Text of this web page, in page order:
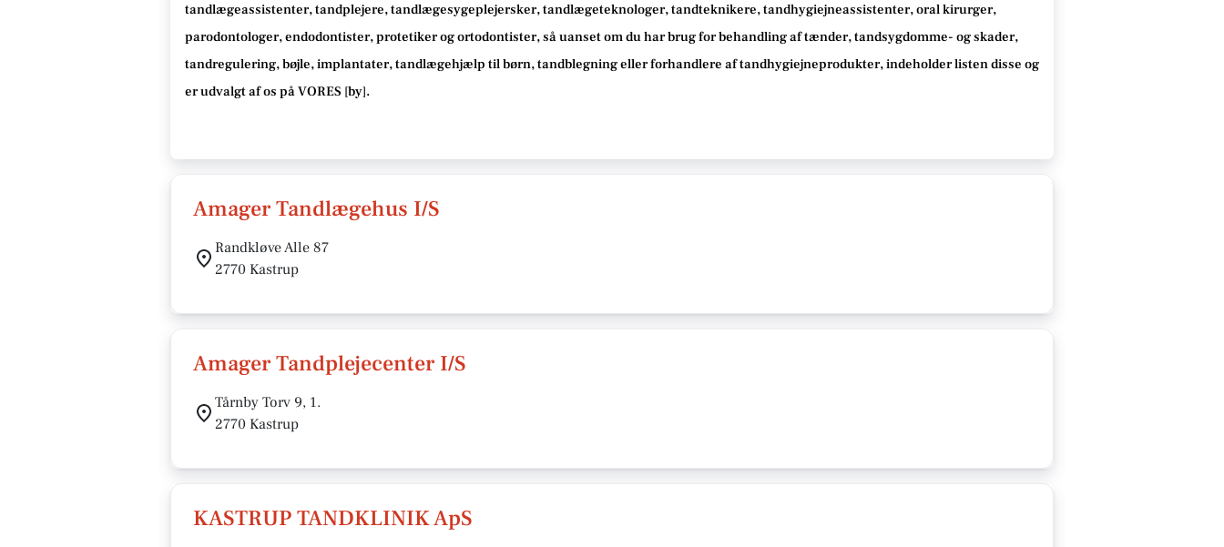
tandlægeassistenter, tandplejere, tandlægesygeplejersker, tandlægeteknologer, tandteknikere, tandhygiejneassistenter, oral kirurger,
parodontologer, endodontister, protetiker og ortodontister, såuanset om du har brug for behandling af tænder, tandsygdomme- og skader,
tandregulering, bøjle, implantater, tandlægehjælp til børn, tandblegning eller forhandlere af tandhygiejneprodukter, indeholder listen disse og
er udvalgt af os på VORES [by].
Amager Tandlægehus I/S
Randkløve Alle 87
2770 Kastrup
Amager Tandplejecenter I/S
Tårnby Torv 9, 1.
2770 Kastrup
KASTRUP TANDKLINIK ApS